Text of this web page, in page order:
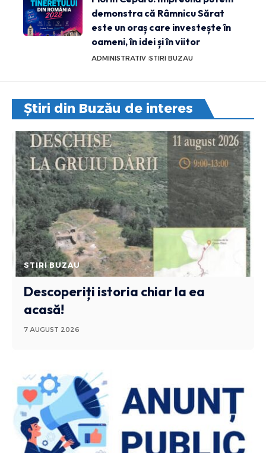
demonstra că Râmnicu Sărat
este un oraș care investește în
oameni, în idei și în viitor
ADMINISTRATIV STIRI BUZAU
Știri din Buzău de interes
STIRI BUZAU
Descoperiți istoria chiar la ea
acasă!
7 AUGUST 2026